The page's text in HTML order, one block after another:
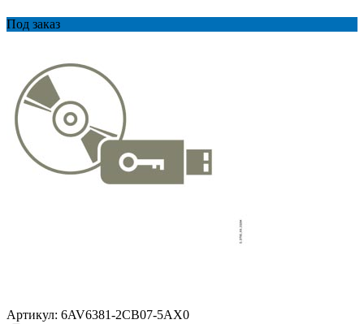
Под заказ
Артикул: 6AV6381-2CB07-5AX0